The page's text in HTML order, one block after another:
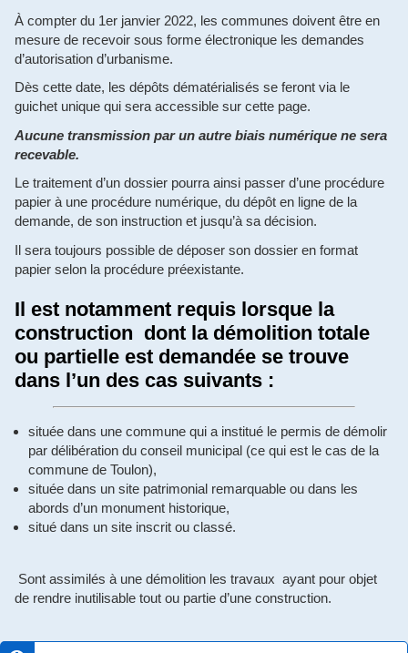
À compter du 1er janvier 2022, les communes doivent être en
mesure de recevoir sous forme électronique les demandes
d’autorisation d’urbanisme.
Dès cette date, les dépôts dématérialisés se feront via le
guichet unique qui sera accessible sur cette page.
Aucune transmission par un autre biais numérique ne sera
recevable.
Le traitement d’un dossier pourra ainsi passer d’une procédure
papier à une procédure numérique, du dépôt en ligne de la
demande, de son instruction et jusqu’à sa décision.
Il sera toujours possible de déposer son dossier en format
papier selon la procédure préexistante.
Il est notamment requis lorsque la
construction dont la démolition totale
ou partielle est demandée se trouve
dans l’un des cas suivants :
située dans une commune qui a institué le permis de démolir
par délibération du conseil municipal (ce qui est le cas de la
commune de Toulon),
située dans un site patrimonial remarquable ou dans les
abords d’un monument historique,
situé dans un site inscrit ou classé.
Sont assimilés à une démolition les travaux ayant pour objet
de rendre inutilisable tout ou partie d’une construction.